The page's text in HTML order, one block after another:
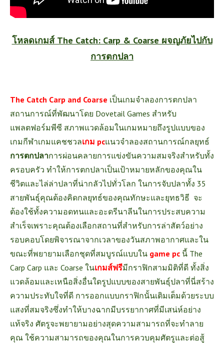
โหลดเกมส์ The Catch: Carp & Coarse ผจญภัยไปกับ
การตกปลา
The Catch Carp and Coarse เป็นเกมจำลองการตกปลา
สถานการณ์ที่พัฒนาโดย Dovetail Games สำหรับ
แพลตฟอร์มพีซี สภาพแวดล้อมในเกมหมายถึงรูปแบบของ
เกมกีฬาเกมแคชชวลเกม pcแนวจำลองสถานการณ์กลยุทธ์
การตกปลาการผ่อนคลายการแข่งขันความสมจริงสำหรับทั้ง
ครอบครัว ทำให้การตกปลาเป็นเป้าหมายหลักของคุณใน
ชีวิตและไล่ล่าปลาที่น่ากลัวไปทั่วโลก ในการจับปลาทั้ง 35
สายพันธุ์คุณต้องคิดกลยุทธ์ของคุณทักษะและยุทธวิธี จะ
ต้องใช้ทั้งความอดทนและอะดรีนาลีนในการประสบความ
สำเร็จเพราะคุณต้องเลือกสถานที่สำหรับการล่าสัตว์อย่าง
รอบคอบโดยพิจารณาจากเวลาของวันสภาพอากาศและใน
ขณะที่พยายามเลือกชุดที่สมบูรณ์แบบใน game pc นี้ The
Carp Carp และ Coarse ในเกมส์ฟรีมีกราฟิกสามมิติที่ดี ทั้งสิ่ง
แวดล้อมและเหนือสิ่งอื่นใดรูปแบบของสายพันธุ์ปลาที่นี่สร้าง
ความประทับใจที่ดี การออกแบบกราฟิกนั้นเติมเต็มด้วยระบบ
แสงที่สมจริงซึ่งทำให้บางฉากมีบรรยากาศที่มีเสน่ห์อย่าง
แท้จริง ศัตรูจะพยายามอย่างสุดความสามารถที่จะทำลาย
คุณ ใช้ความสามารถของคุณในการควบคุมศัตรูและต่อสู้